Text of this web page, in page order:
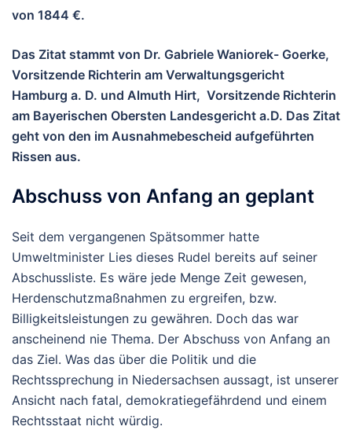
von 1844 €.
Das Zitat stammt von Dr. Gabriele Waniorek- Goerke,
Vorsitzende Richterin am Verwaltungsgericht
Hamburg a. D. und Almuth Hirt, Vorsitzende Richterin
am Bayerischen Obersten Landesgericht a.D. Das Zitat
geht von den im Ausnahmebescheid aufgeführten
Rissen aus.
Abschuss von Anfang an geplant
Seit dem vergangenen Spätsommer hatte
Umweltminister Lies dieses Rudel bereits auf seiner
Abschussliste. Es wäre jede Menge Zeit gewesen,
Herdenschutzmaßnahmen zu ergreifen, bzw.
Billigkeitsleistungen zu gewähren. Doch das war
anscheinend nie Thema. Der Abschuss von Anfang an
das Ziel. Was das über die Politik und die
Rechtssprechung in Niedersachsen aussagt, ist unserer
Ansicht nach fatal, demokratiegefährdend und einem
Rechtsstaat nicht würdig.